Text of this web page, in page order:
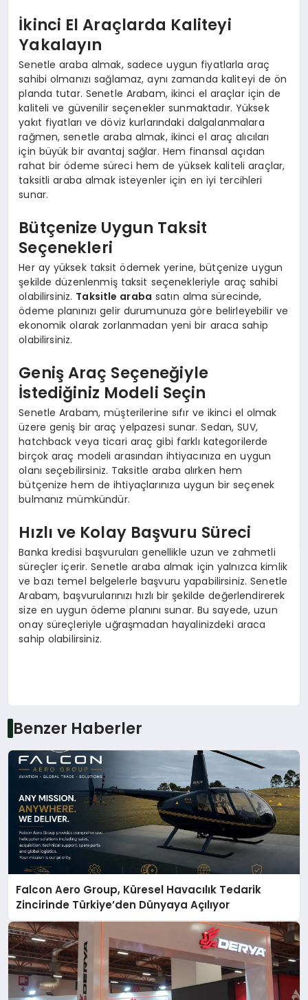
İkinci El Araçlarda Kaliteyi
Yakalayın
Senetle araba almak, sadece uygun fiyatlarla araç
sahibi olmanızı sağlamaz, aynı zamanda kaliteyi de ön
planda tutar. Senetle Arabam, ikinci el araçlar için de
kaliteli ve güvenilir seçenekler sunmaktadır. Yüksek
yakıt fiyatları ve döviz kurlarındaki dalgalanmalara
rağmen, senetle araba almak, ikinci el araç alıcıları
için büyük bir avantaj sağlar. Hem finansal açıdan
rahat bir ödeme süreci hem de yüksek kaliteli araçlar,
taksitli araba almak isteyenler için en iyi tercihleri
sunar.
Bütçenize Uygun Taksit
Seçenekleri
Her ay yüksek taksit ödemek yerine, bütçenize uygun
şekilde düzenlenmiş taksit seçenekleriyle araç sahibi
olabilirsiniz. Taksitle araba satın alma sürecinde,
ödeme planınızı gelir durumunuza göre belirleyebilir ve
ekonomik olarak zorlanmadan yeni bir araca sahip
olabilirsiniz.
Geniş Araç Seçeneğiyle
İstediğiniz Modeli Seçin
Senetle Arabam, müşterilerine sıfır ve ikinci el olmak
üzere geniş bir araç yelpazesi sunar. Sedan, SUV,
hatchback veya ticari araç gibi farklı kategorilerde
birçok araç modeli arasından ihtiyacınıza en uygun
olanı seçebilirsiniz. Taksitle araba alırken hem
bütçenize hem de ihtiyaçlarınıza uygun bir seçenek
bulmanız mümkündür.
Hızlı ve Kolay Başvuru Süreci
Banka kredisi başvuruları genellikle uzun ve zahmetli
süreçler içerir. Senetle araba almak için yalnızca kimlik
ve bazı temel belgelerle başvuru yapabilirsiniz. Senetle
Arabam, başvurularınızı hızlı bir şekilde değerlendirerek
size en uygun ödeme planını sunar. Bu sayede, uzun
onay süreçleriyle uğraşmadan hayalinizdeki araca
sahip olabilirsiniz.
Benzer Haberler
Falcon Aero Group, Küresel Havacılık Tedarik
Zincirinde Türkiye’den Dünyaya Açılıyor